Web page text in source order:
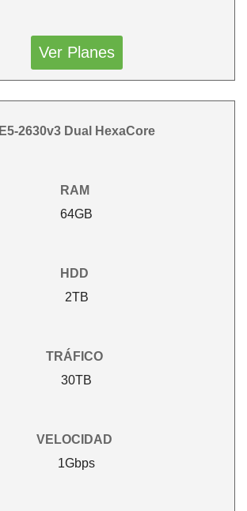
Ver Planes
E5-2630v3 Dual HexaCore
RAM
64GB
HDD
2TB
TRÁFICO
30TB
VELOCIDAD
1Gbps